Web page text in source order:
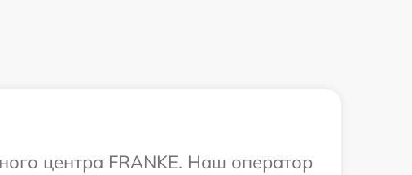
центра FRANKE. Наш оператор